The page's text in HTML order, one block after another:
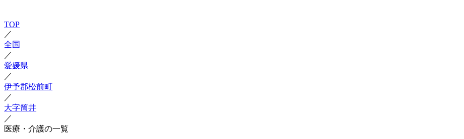
TOP
／
全国
／
愛媛県
／
伊予郡松前町
／
大字筒井
／
医療・介護の一覧